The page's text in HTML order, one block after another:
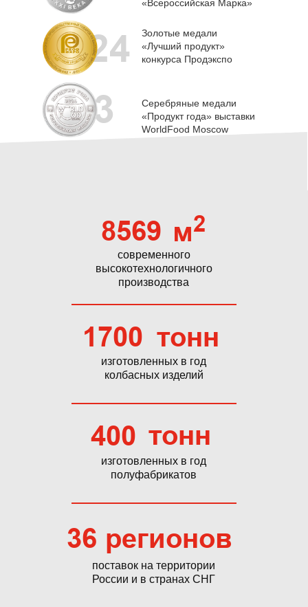
Серебряные медали
«Продукт года» выставки
WorldFood Moscow
Золотые медали
«Лучший продукт»
конкурса Продэкспо
«Всероссийская Марка»
3
24
поставок на территории
России и в странах СНГ
изготовленных в год
полуфабрикатов
изготовленных в год
колбасных изделий
400 тонн
1700 тонн
36 регионов
м2
8569
современного
высокотехнологичного
производства